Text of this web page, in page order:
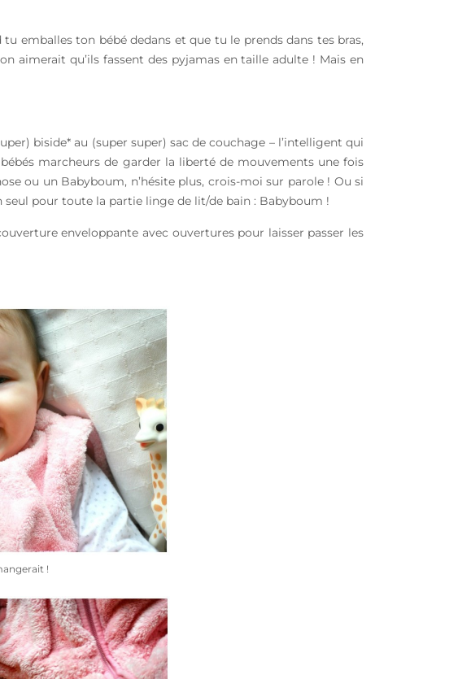
emballes ton bébé dedans et que tu le prends dans tes bras,
aimerait qu’ils fassent des pyjamas en taille adulte ! Mais en
biside* au (super super) sac de couchage – l’intelligent qui
marcheurs de garder la liberté de mouvements une fois
ou un Babyboum, n’hésite plus, crois-moi sur parole ! Ou si
pour toute la partie linge de lit/de bain : Babyboum !
enveloppante avec ouvertures pour laisser passer les
!